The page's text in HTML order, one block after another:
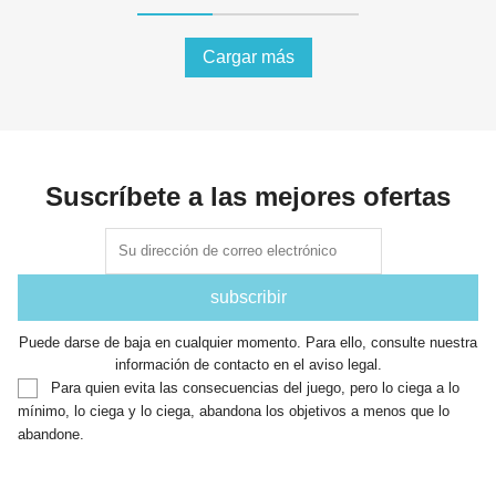
Cargar más
Suscríbete a las mejores ofertas
Puede darse de baja en cualquier momento. Para ello, consulte nuestra
información de contacto en el aviso legal.
Para quien evita las consecuencias del juego, pero lo ciega a lo
mínimo, lo ciega y lo ciega, abandona los objetivos a menos que lo
abandone.